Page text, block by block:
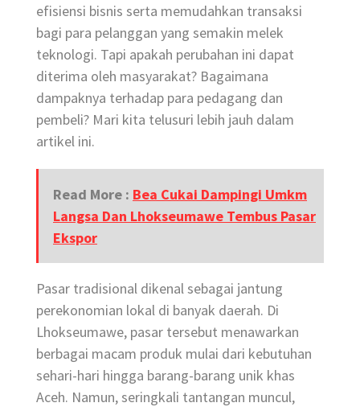
efisiensi bisnis serta memudahkan transaksi
bagi para pelanggan yang semakin melek
teknologi. Tapi apakah perubahan ini dapat
diterima oleh masyarakat? Bagaimana
dampaknya terhadap para pedagang dan
pembeli? Mari kita telusuri lebih jauh dalam
artikel ini.
Read More : Bea Cukai Dampingi Umkm
Langsa Dan Lhokseumawe Tembus Pasar
Ekspor
Pasar tradisional dikenal sebagai jantung
perekonomian lokal di banyak daerah. Di
Lhokseumawe, pasar tersebut menawarkan
berbagai macam produk mulai dari kebutuhan
sehari-hari hingga barang-barang unik khas
Aceh. Namun, seringkali tantangan muncul,